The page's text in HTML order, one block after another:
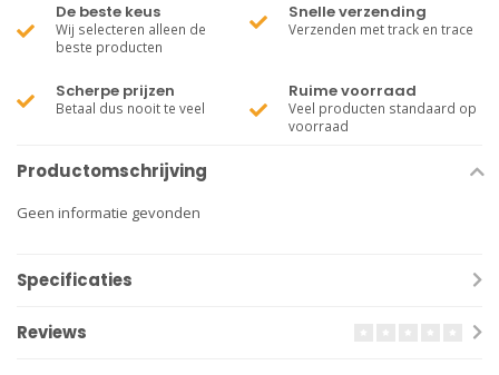
De beste keus
Wij selecteren alleen de
beste producten
Snelle verzending
Verzenden met track en trace
Scherpe prijzen
Betaal dus nooit te veel
Ruime voorraad
Veel producten standaard op
voorraad
Productomschrijving
Geen informatie gevonden
Specificaties
Reviews